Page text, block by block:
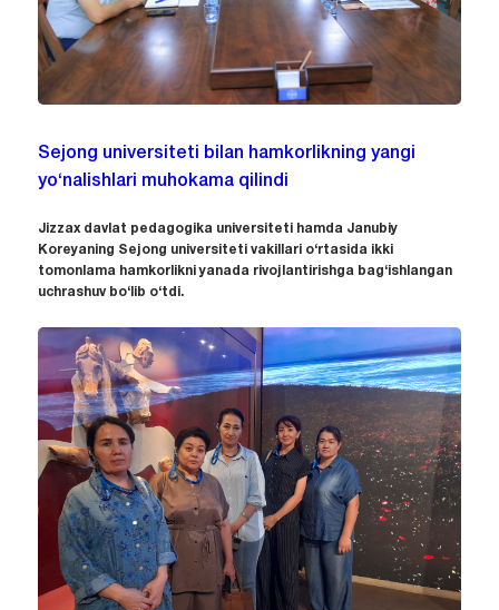
Sejong universiteti bilan hamkorlikning yangi
yo‘nalishlari muhokama qilindi
Jizzax davlat pedagogika universiteti hamda Janubiy
Koreyaning Sejong universiteti vakillari o‘rtasida ikki
tomonlama hamkorlikni yanada rivojlantirishga bag‘ishlangan
uchrashuv bo‘lib o‘tdi.